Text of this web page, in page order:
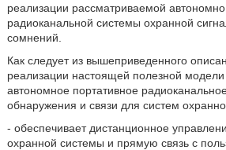
реализации рассматриваемой
радиоканальной системы охранной
сомнений.
Как следует из вышеприведенного
реализации настоящей полезной
автономное портативное
обнаружения и связи для систем
- обеспечивает дистанционное
охранной системы и прямую связь с